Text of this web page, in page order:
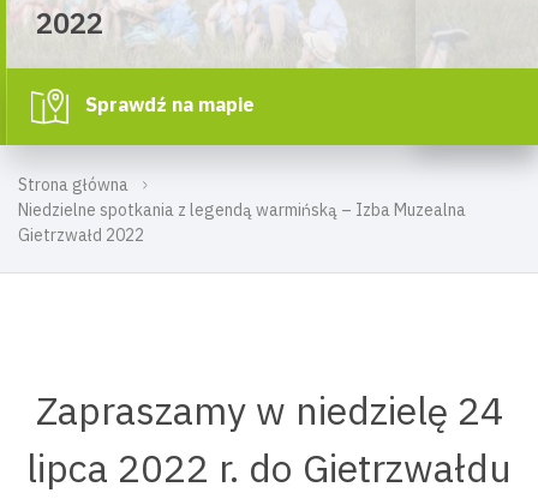
Strona główna
Niedzielne spotkania z legendą warmińską – Izba Muzealna
Gietrzwałd 2022
2022
Sprawdź na mapie
Zapraszamy w niedzielę 24
lipca 2022 r. do Gietrzwałdu